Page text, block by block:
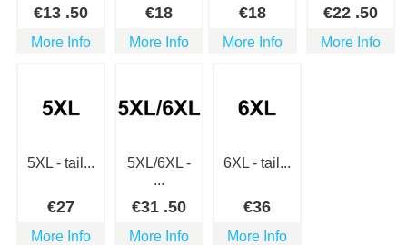
€13 .50
More Info
€18
More Info
€18
More Info
€22 .50
More Info
5XL - tail...
€27
More Info
5XL/6XL -
...
€31 .50
More Info
6XL - tail...
€36
More Info